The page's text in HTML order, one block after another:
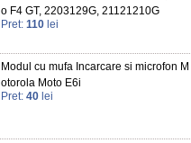
o F4 GT, 2203129G, 21121210G
Pret: 110 lei
Modul cu mufa Incarcare si microfon M
otorola Moto E6i
Pret: 40 lei